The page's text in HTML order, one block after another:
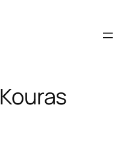
Kouras